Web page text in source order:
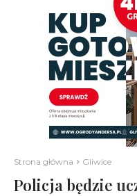
Strona główna Gliwice
Policja będzie